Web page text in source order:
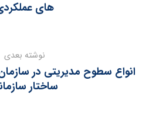
های
نوشته بعدی
انواع سطوح مدیریتی در
ساختار